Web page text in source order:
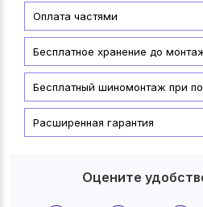
Оплата частями
Бесплатное хранение до
Бесплатный шиномонтаж при
Расширенная гарантия
Оцените